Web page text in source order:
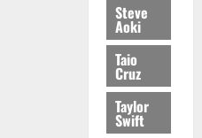
Steve
Aoki
Taio
Cruz
Taylor
Swift